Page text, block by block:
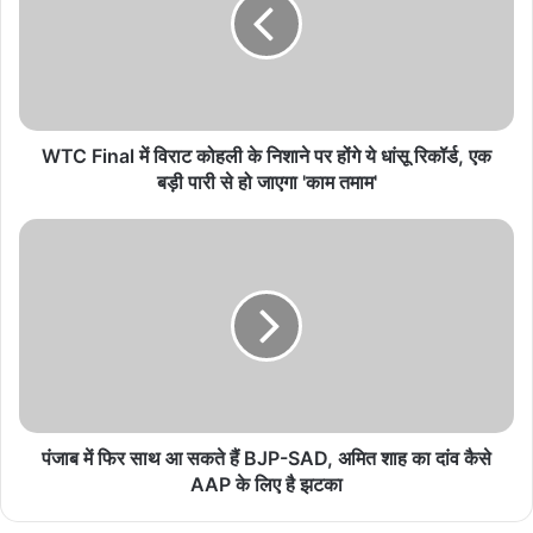
सरफराज खान का क्रिप्टिक मैसेज वायरल, वापसी के लिए
अजिंक्य रहाणे बने ETPL के मार्की प्लेयर, विदेशी लीग में करेंगे
डेब्यू
August 7, 2026
इंडिया को उम्मीद
August 7, 2026
August 7, 2026
WTC Final में विराट कोहली के निशाने पर होंगे ये धांसू रिकॉर्ड, एक
बड़ी पारी से हो जाएगा 'काम तमाम'
पंजाब में फिर साथ आ सकते हैं BJP-SAD, अमित शाह का दांव कैसे
AAP के लिए है झटका